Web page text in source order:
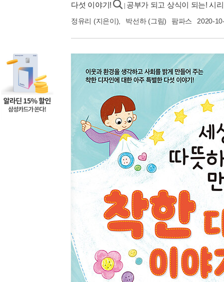
다섯 이야기! 공부가 되고 상식이 되는! 시
정유리 (지은이), 박선하(그림) 팜파스 2020-